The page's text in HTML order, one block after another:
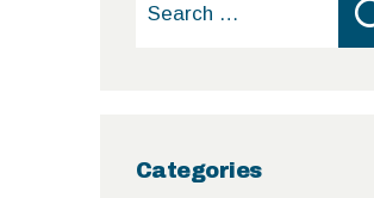
for:
Categories